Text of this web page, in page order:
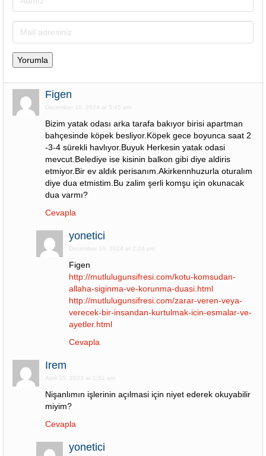
Figen
December 16, 2024 at 5:45 am
Bizim yatak odası arka tarafa bakıyor birisi apartman
bahçesinde köpek besliyor.Köpek gece boyunca saat 2
-3-4 sürekli havlıyor.Buyuk Herkesin yatak odasi
mevcut.Belediye ise kisinin balkon gibi diye aldiris
etmiyor.Bir ev aldık perisanım.Akirkennhuzurla oturalım
diye dua etmistim.Bu zalim şerli komşu için okunacak
dua varmı?
Cevapla
yonetici
December 16, 2024 at 2:24 pm
Figen
http://mutlulugunsifresi.com/kotu-komsudan-
allaha-siginma-ve-korunma-duasi.html
http://mutlulugunsifresi.com/zarar-veren-veya-
verecek-bir-insandan-kurtulmak-icin-esmalar-ve-
ayetler.html
Cevapla
Irem
April 15, 2023 at 1:51 am
Nişanlımın işlerinin açılmasi için niyet ederek okuyabilir
miyim?
Cevapla
yonetici